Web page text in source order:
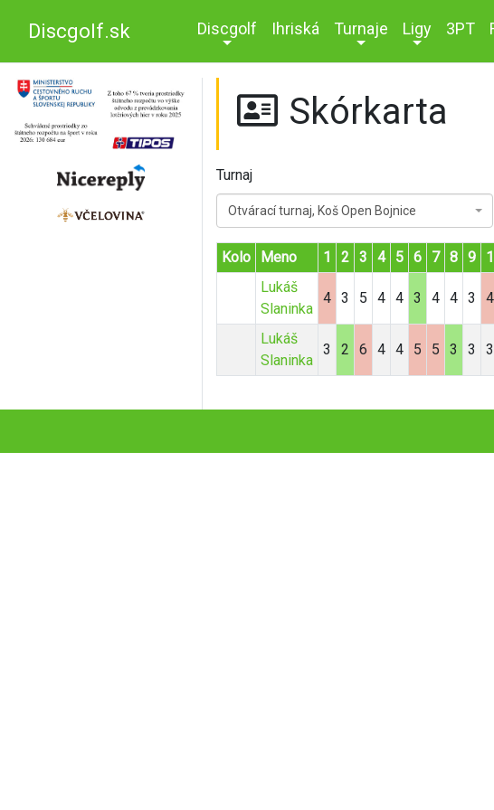
Discgolf.sk Discgolf Ihriská Turnaje Ligy 3PT
Skórkarta
Turnaj
Otvárací turnaj, Koš Open Bojnice
Kolo Meno 1 2 3 4 5 6 7 8 9
Lukáš
Slaninka
4 3 5 4 4 3 4 4 3 4
Lukáš
Slaninka
3 2 6 4 4 5 5 3 3 3